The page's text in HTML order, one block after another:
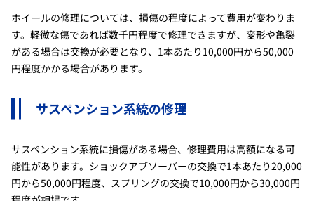
ホイールの修理については、損傷の程度によって費用が変わりま
す。軽微な傷であれば数千円程度で修理できますが、変形や亀裂
がある場合は交換が必要となり、1本あたり10,000円から50,000
円程度かかる場合があります。
サスペンション系統の修理
サスペンション系統に損傷がある場合、修理費用は高額になる可
能性があります。ショックアブソーバーの交換で1本あたり20,000
円から50,000円程度、スプリングの交換で10,000円から30,000円